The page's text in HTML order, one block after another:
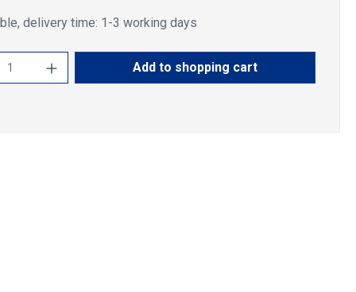
delivery time: 1-3 working days
Quantity: Enter the desired amount
Add to shopping cart